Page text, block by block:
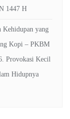
1447 H
Kehidupan yang
Kopi – PKBM
Provokasi Kecil
Hidupnya